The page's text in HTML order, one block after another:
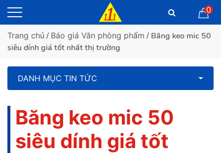
0
Trang chủ / Báo giá Văn phòng phẩm / Băng keo mic 50
siêu dính giá tốt nhất thị trường
DANH MỤC TIN TỨC
Băng keo mic 50
siêu dính giá tốt